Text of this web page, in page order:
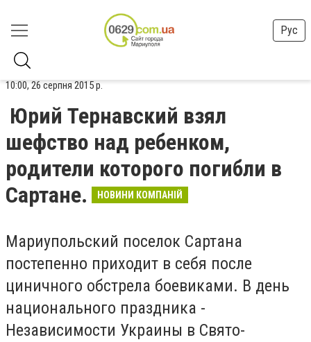
Рус
10:00, 26 серпня 2015 р.
Юрий Тернавский взял
шефство над ребенком,
родители которого погибли в
Сартане.
НОВИНИ КОМПАНІЙ
Мариупольский поселок Сартана
постепенно приходит в себя после
циничного обстрела боевиками. В день
национального праздника -
Независимости Украины в Свято-